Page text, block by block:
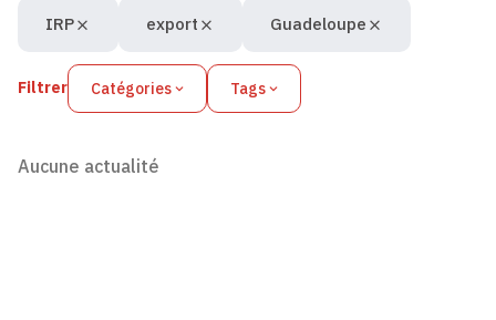
Filtrer Catégories Tags
IRP export Guadeloupe
Aucune actualité